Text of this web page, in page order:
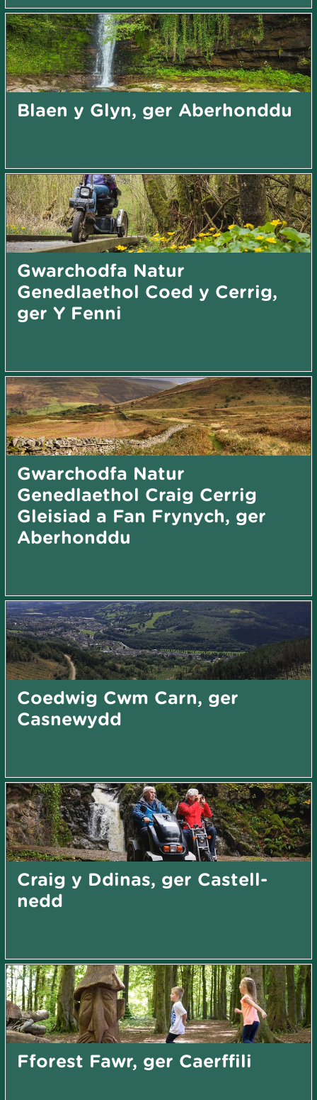
Blaen y Glyn, ger Aberhonddu
Gwarchodfa Natur
Genedlaethol Coed y Cerrig,
ger Y Fenni
Gwarchodfa Natur
Genedlaethol Craig Cerrig
Gleisiad a Fan Frynych, ger
Aberhonddu
Coedwig Cwm Carn, ger
Casnewydd
Craig y Ddinas, ger Castell-
nedd
Fforest Fawr, ger Caerffili